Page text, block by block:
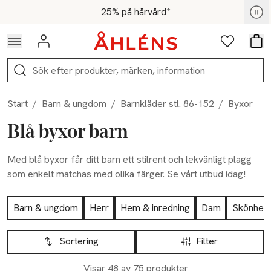
Hoppa till navigationsmenyn25% på hårvård*
För medlemmar - Shoppa nu
Logga in Favoriter
Sök
Start / Barn & ungdom / Barnkläder stl. 86-152 / Byxor
Blå byxor barn
Med blå byxor får ditt barn ett stilrent och lekvänligt plagg
som enkelt matchas med olika färger. Se vårt utbud idag!
Hoppa till produktsidan
Barn & ungdom Herr Hem & inredning Dam
Skönhet
Hoppa till produktsidan
Filter
Sortering
Lista över produkter